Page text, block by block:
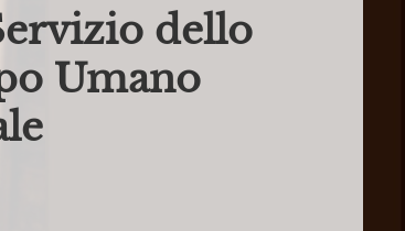
dello
Umano